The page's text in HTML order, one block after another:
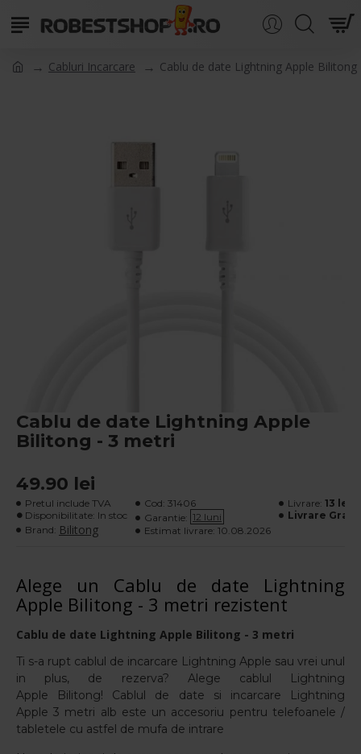
Cabluri Incarcare Cablu de date Lightning Apple
Cablu de date Lightning Apple
Bilitong - 3 metri
49.90 lei
Pretul include TVA
Disponibilitate: In stoc
Brand: Bilitong
Cod: 31406
Garantie: 12 luni
Estimat livrare: 10.08.2026
Livrare: 13 lei
Livrare
Alege un Cablu de date Lightning
Apple Bilitong - 3 metri rezistent
Cablu de date Lightning Apple Bilitong - 3 metri
Ti s-a rupt cablul de incarcare Lightning Apple sau vrei unul
in plus, de rezerva? Alege cablul Lightning
Apple Bilitong! Cablul de date si incarcare Lightning
Apple 3 metri alb este un accesoriu pentru telefoanele /
tabletele cu astfel de mufa de intrare